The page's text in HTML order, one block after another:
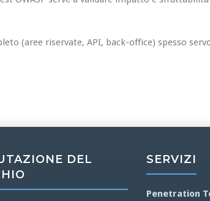
(aree riservate, API, back-office) spesso
DEL
SERVIZI
Penetration